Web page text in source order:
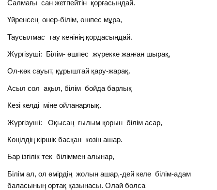
Салмағы сан жетпейтін қорғасындай.
Үйренсең өнер-білім, өшпес мұра,
Таусылмас тау кенінің қордасындай.
Жүргізуші: Білім- өшпес жүрекке жанған шырақ,
Ол-көк сауыт, құрыштай қару-жарақ.
Асыл сол ақыл, білім бойда барлық
Кезі келді міне ойланарлық.
Жүргізуші: Оқысаң ғылым қорын білім асар,
Көңілдің кіршік басқан көзін ашар.
Бар ізгілік тек біліммен алынар,
Білім ал, ол өмірдің жолын ашар,-дей келе білім-адам
баласының ортақ қазынасы. Олай болса